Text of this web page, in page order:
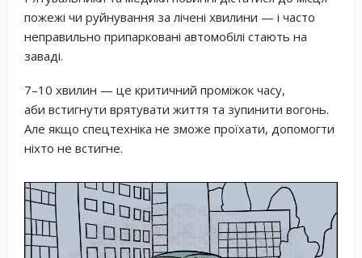
пожежі чи руйнування за лічені хвилини — і часто
неправильно припарковані автомобілі стають на
заваді.
7–10 хвилин — це критичний проміжок часу,
аби встигнути врятувати життя та зупинити вогонь.
Але якщо спецтехніка не зможе проїхати, допомогти
ніхто не встигне.